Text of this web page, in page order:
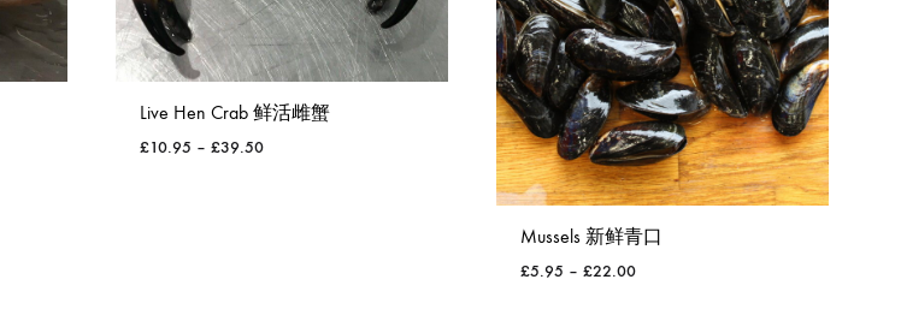
Live Hen Crab 鲜活雌蟹
£10.95 – £39.50
Mussels 新鲜青口
£5.95 – £22.00